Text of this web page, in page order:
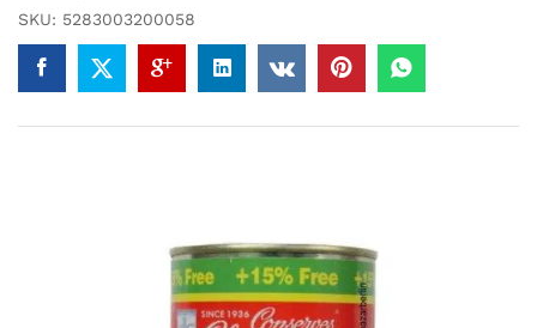
SKU: 5283003200058